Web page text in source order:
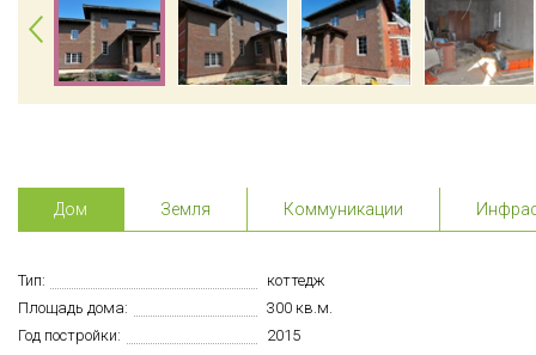
Дом Земля Коммуникации
Тип:
коттедж
Площадь дома:
300 кв.м.
Год постройки:
2015